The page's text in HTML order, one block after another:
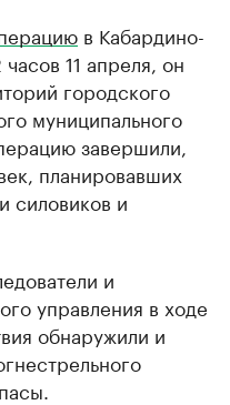
в Кабардино-
11 апреля, он
городского
муниципального
завершили,
планировавших
силовиков и
и
управления в ходе
обнаружили и